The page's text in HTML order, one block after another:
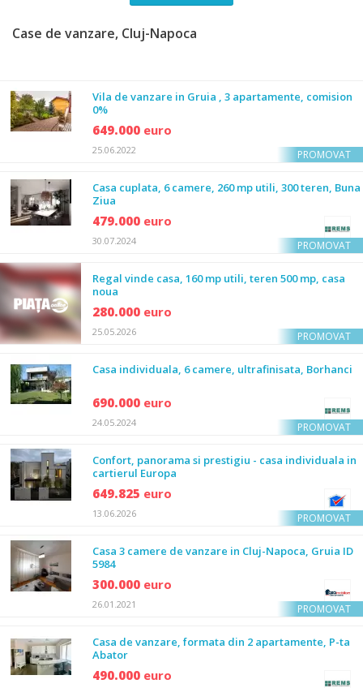
Case de vanzare, Cluj-Napoca
Vila de vanzare in Gruia , 3 apartamente, comision
0%
649.000 euro
25.06.2022 PROMOVAT
Casa cuplata, 6 camere, 260 mp utili, 300 teren, Buna
Ziua
479.000 euro
30.07.2024 PROMOVAT
Regal vinde casa, 160 mp utili, teren 500 mp, casa
noua
280.000 euro
25.05.2026 PROMOVAT
Casa individuala, 6 camere, ultrafinisata, Borhanci
690.000 euro
24.05.2024 PROMOVAT
Confort, panorama si prestigiu - casa individuala in
cartierul Europa
649.825 euro
13.06.2026 PROMOVAT
Casa 3 camere de vanzare in Cluj-Napoca, Gruia ID
5984
300.000 euro
26.01.2021 PROMOVAT
Casa de vanzare, formata din 2 apartamente, P-ta
Abator
490.000 euro